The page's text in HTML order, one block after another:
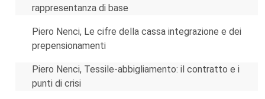
rappresentanza di base
Piero Nenci, Le cifre della cassa integrazione e dei
prepensionamenti
Piero Nenci, Tessile-abbigliamento: il contratto e i
punti di crisi